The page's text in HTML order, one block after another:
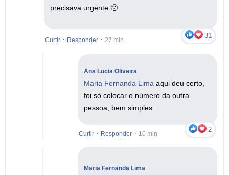
precisava urgente 🙁
Curtir · Responder · 31
27 min
Ana Lucia Oliveira
Maria Fernanda Lima aqui deu certo,
foi só colocar o número da outra
pessoa, bem simples.
Curtir · Responder · 2
10 min
Maria Fernanda Lima